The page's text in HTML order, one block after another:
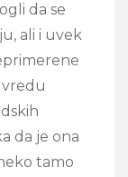
da se
ali i uvek
da je ona
tamo